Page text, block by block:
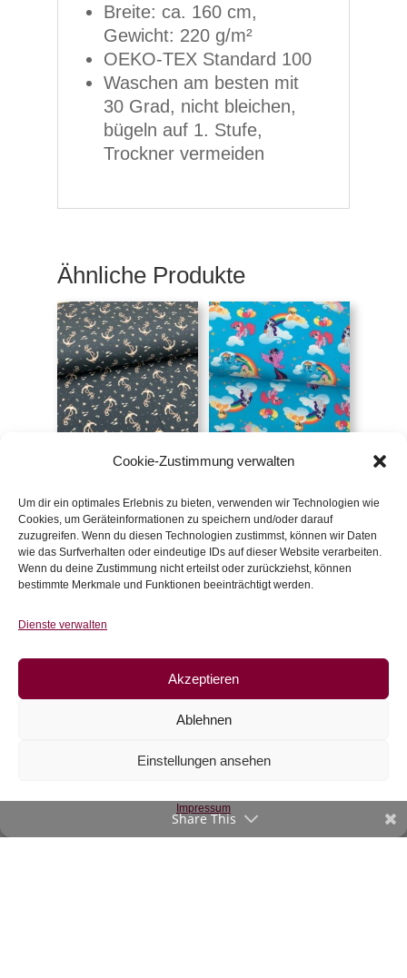
Cookie-Zustimmung verwalten
Um dir ein optimales Erlebnis zu bieten, verwenden wir Technologien wie
Cookies, um Geräteinformationen zu speichern und/oder darauf
zuzugreifen. Wenn du diesen Technologien zustimmst, können wir Daten
wie das Surfverhalten oder eindeutige IDs auf dieser Website verarbeiten.
Wenn du deine Zustimmung nicht erteilst oder zurückziehst, können
bestimmte Merkmale und Funktionen beeinträchtigt werden.
Dienste verwalten
Akzeptieren
Ablehnen
Einstellungen ansehen
Impressum
Breite: ca. 160 cm,
Gewicht: 220 g/m²
OEKO-TEX Standard 100
Waschen am besten mit
30 Grad, nicht bleichen,
bügeln auf 1. Stufe,
Trockner vermeiden
Ähnliche Produkte
Jersey maritim mit
Ankern, dunkelblau
€19,90/m
inkl. 20 % MwSt.
Zur Wunschliste
Jersey My little Pony
inkl. 20 % MwSt.
Zur Wunschliste
Tupfen
Share This